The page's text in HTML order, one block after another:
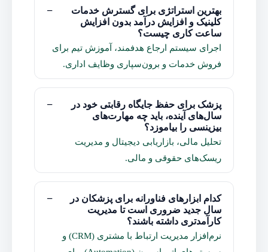
بهترین استراتژی برای گسترش خدمات
کلینیک و افزایش درآمد بدون افزایش
ساعت کاری چیست؟
اجرای سیستم ارجاع هدفمند، آموزش تیم برای
فروش خدمات و برون‌سپاری وظایف اداری.
پزشک برای حفظ جایگاه رقابتی خود در
سال‌های آینده، باید چه مهارت‌های
بیزینسی را بیاموزد؟
تحلیل مالی، بازاریابی دیجیتال و مدیریت
ریسک‌های حقوقی و مالی.
کدام ابزارهای فناورانه برای پزشکان در
سال جدید ضروری است تا مدیریت
کارآمدتری داشته باشند؟
نرم‌افزار مدیریت ارتباط با مشتری (CRM) و